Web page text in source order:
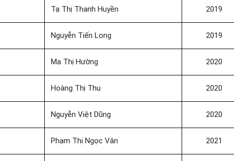
Tạ Thị Thanh Huyền 2019
Nguyễn Tiến Long 2019
Ma Thị Hường 2020
Hoàng Thị Thu 2020
Nguyễn Việt Dũng 2020
Phạm Thị Ngọc Vân 2021